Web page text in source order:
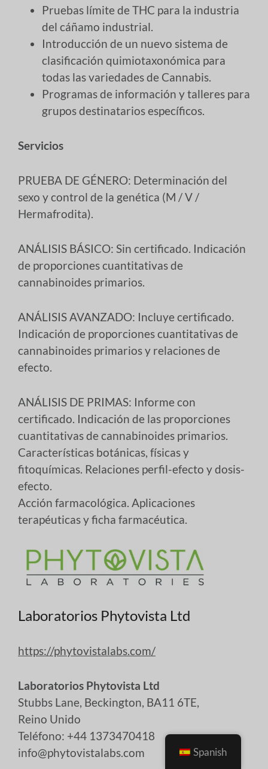
Pruebas límite de THC para la industria
del cáñamo industrial.
Introducción de un nuevo sistema de
clasificación quimiotaxonómica para
todas las variedades de Cannabis.
Programas de información y talleres para
grupos destinatarios específicos.
Servicios
PRUEBA DE GÉNERO: Determinación del
sexo y control de la genética (M / V /
Hermafrodita).
ANÁLISIS BÁSICO: Sin certificado. Indicación
de proporciones cuantitativas de
cannabinoides primarios.
ANÁLISIS AVANZADO: Incluye certificado.
Indicación de proporciones cuantitativas de
cannabinoides primarios y relaciones de
efecto.
ANÁLISIS DE PRIMAS: Informe con
certificado. Indicación de las proporciones
cuantitativas de cannabinoides primarios.
Características botánicas, físicas y
fitoquímicas. Relaciones perfil-efecto y dosis-
efecto.
Acción farmacológica. Aplicaciones
terapéuticas y ficha farmacéutica.
Laboratorios Phytovista Ltd
https://phytovistalabs.com/
Laboratorios Phytovista Ltd
Stubbs Lane, Beckington, BA11 6TE,
Reino Unido
Teléfono: +44 1373470418
info@phytovistalabs.com
Spanish